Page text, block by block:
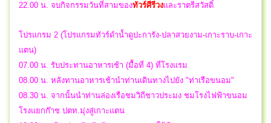
22.00 น. จบกิจกรรมวันที่สามของทัวร์ศีรีวงและราตรีสวัสดิ์
โปรแกรม 2 (โปรแกรมทัวร์ดำน้ำดูปะการัง-ปลาสวยงาม-เกาะราบ-เกาะ
แตน)
07.00 น. รับประทานอาหารเช้า (มื้อที่ 4) ที่โรงแรม
08.00 น. หลังทานอาหารเช้านำท่านเดินทางไปยัง "ท่าเรือขนอม"
08.30 น. จากนั้นนำท่านล่องเรือชมวิถีชาวประมง ชมโรงไฟฟ้าขนอม
โรงแยกก๊าช ปตท.มุ่งสู่เกาะแตน